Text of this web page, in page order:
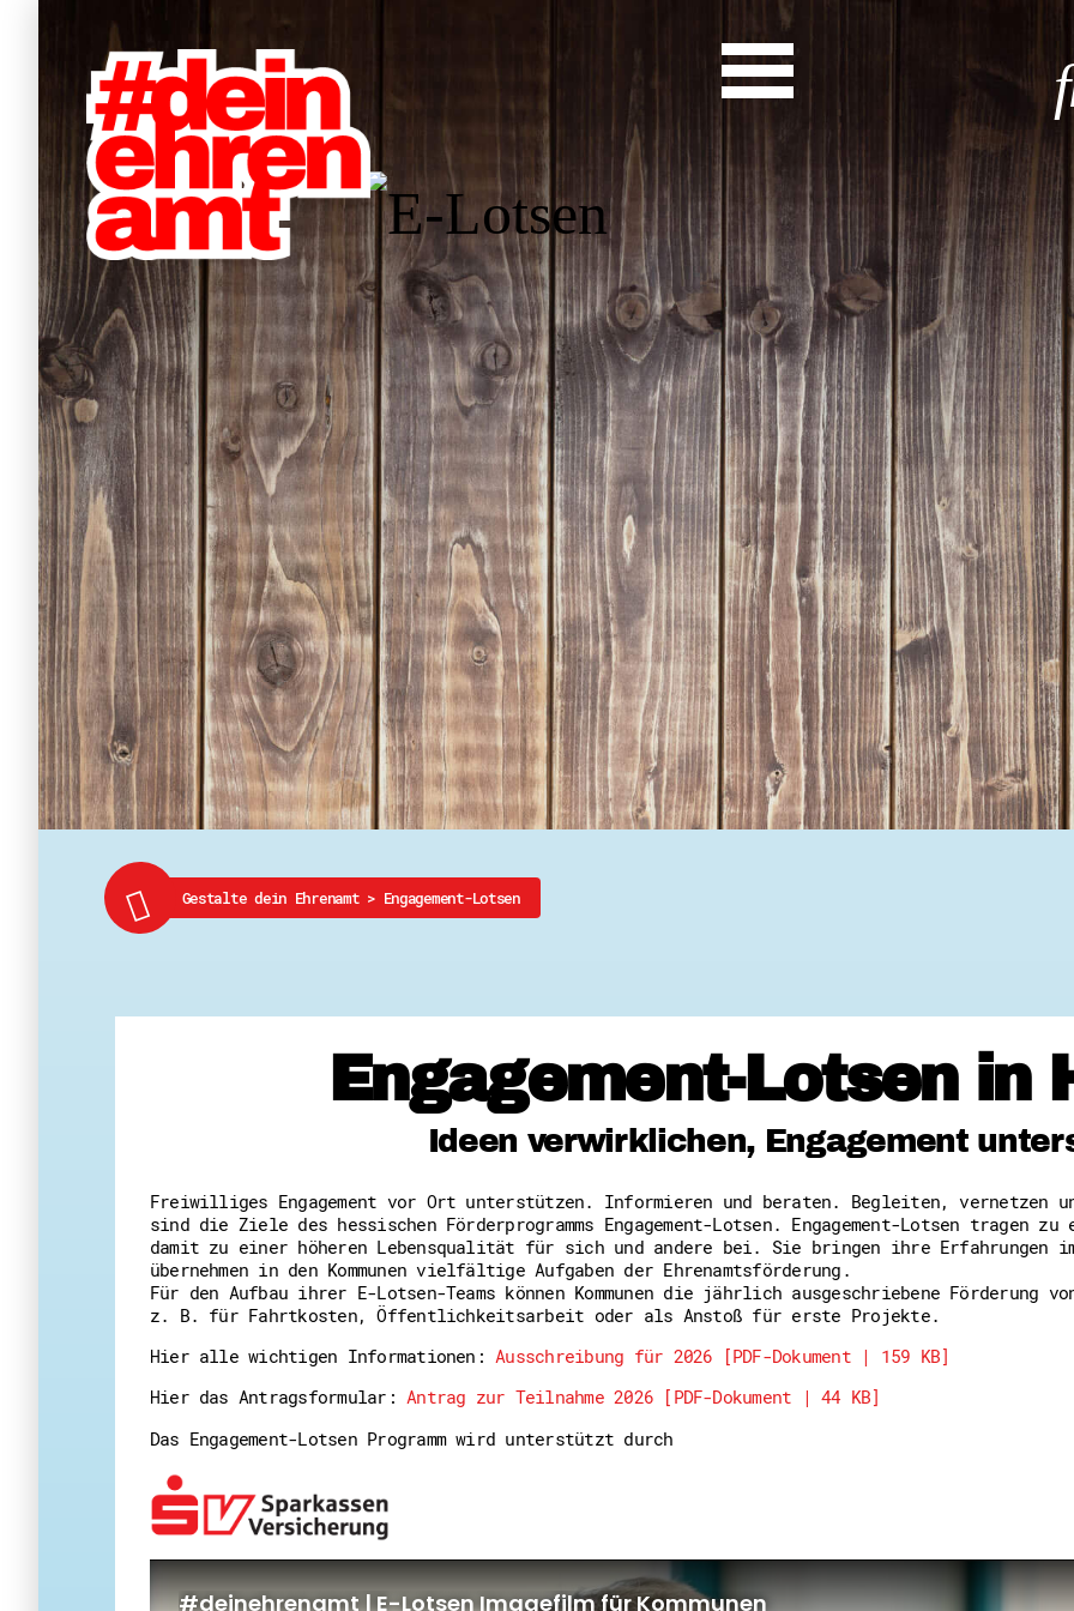
Start
Entdecke dein
News
Veranstaltungen
Rückblicke
Newsletter
Die LandesEhrenamtsagentur
Publikationen
Ansprechpartner
Ehrenamt hat viele
Finde dein
Ehrenamtssuchmaschine
Freiwilliges Soziales
Koordinierungszentren für
Engagierte Stadt
Freiwilligendienste
Freiwilligentage
Hessen hilft Ukraine
Zeig uns dein
Wettbewerb |
Wettbewerb | 80 Jahre
8 Vereine x 80 Jahre x
Crowdfunding - Viele
Ehrentag
Freiwilligenmanagement
Hessen engagiert - Digitale
Kompetenznachweis Hessen
Zeugnisbeiblatt
Mach dich schlau
GEMA-Pakt
Di@-Lotsen in Hessen
Energiepreiskrise und
Flüchtlingshilfe +
Generationsübergreifend
Qualifizierung & Fortbildung
Service
Suche
Gestalte dein Ehrenamt > Engagement-Lotsen
Engagement-Lotsen in
Ideen verwirklichen, Engagement
Freiwilliges Engagement vor Ort unterstützen. Informieren und beraten. Begleiten, vernetzen
sind die Ziele des hessischen Förderprogramms Engagement-Lotsen. Engagement-Lotsen tragen
damit zu einer höheren Lebensqualität für sich und andere bei. Sie bringen ihre Erfahrungen
übernehmen in den Kommunen vielfältige Aufgaben der Ehrenamtsförderung.
Für den Aufbau ihrer E-Lotsen-Teams können Kommunen die jährlich ausgeschriebene Förderung
z. B. für Fahrtkosten, Öffentlichkeitsarbeit oder als Anstoß für erste Projekte.
Hier alle wichtigen Informationen:Ausschreibung für 2026 [PDF-Dokument | 159 KB]
Hier das Antragsformular:Antrag zur Teilnahme 2026 [PDF-Dokument | 44 KB]
Das Engagement-Lotsen Programm wird unterstützt durch